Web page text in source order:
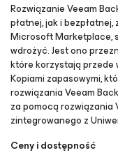
Rozwiązanie Veeam
płatnej, jak i
Microsoft Marketplace,
wdrożyć. Jest ono
które korzystają przede
Kopiami zapasowymi,
rozwiązania Veeam
za pomocą rozwiązania
zintegrowanego z
Ceny i dostępność